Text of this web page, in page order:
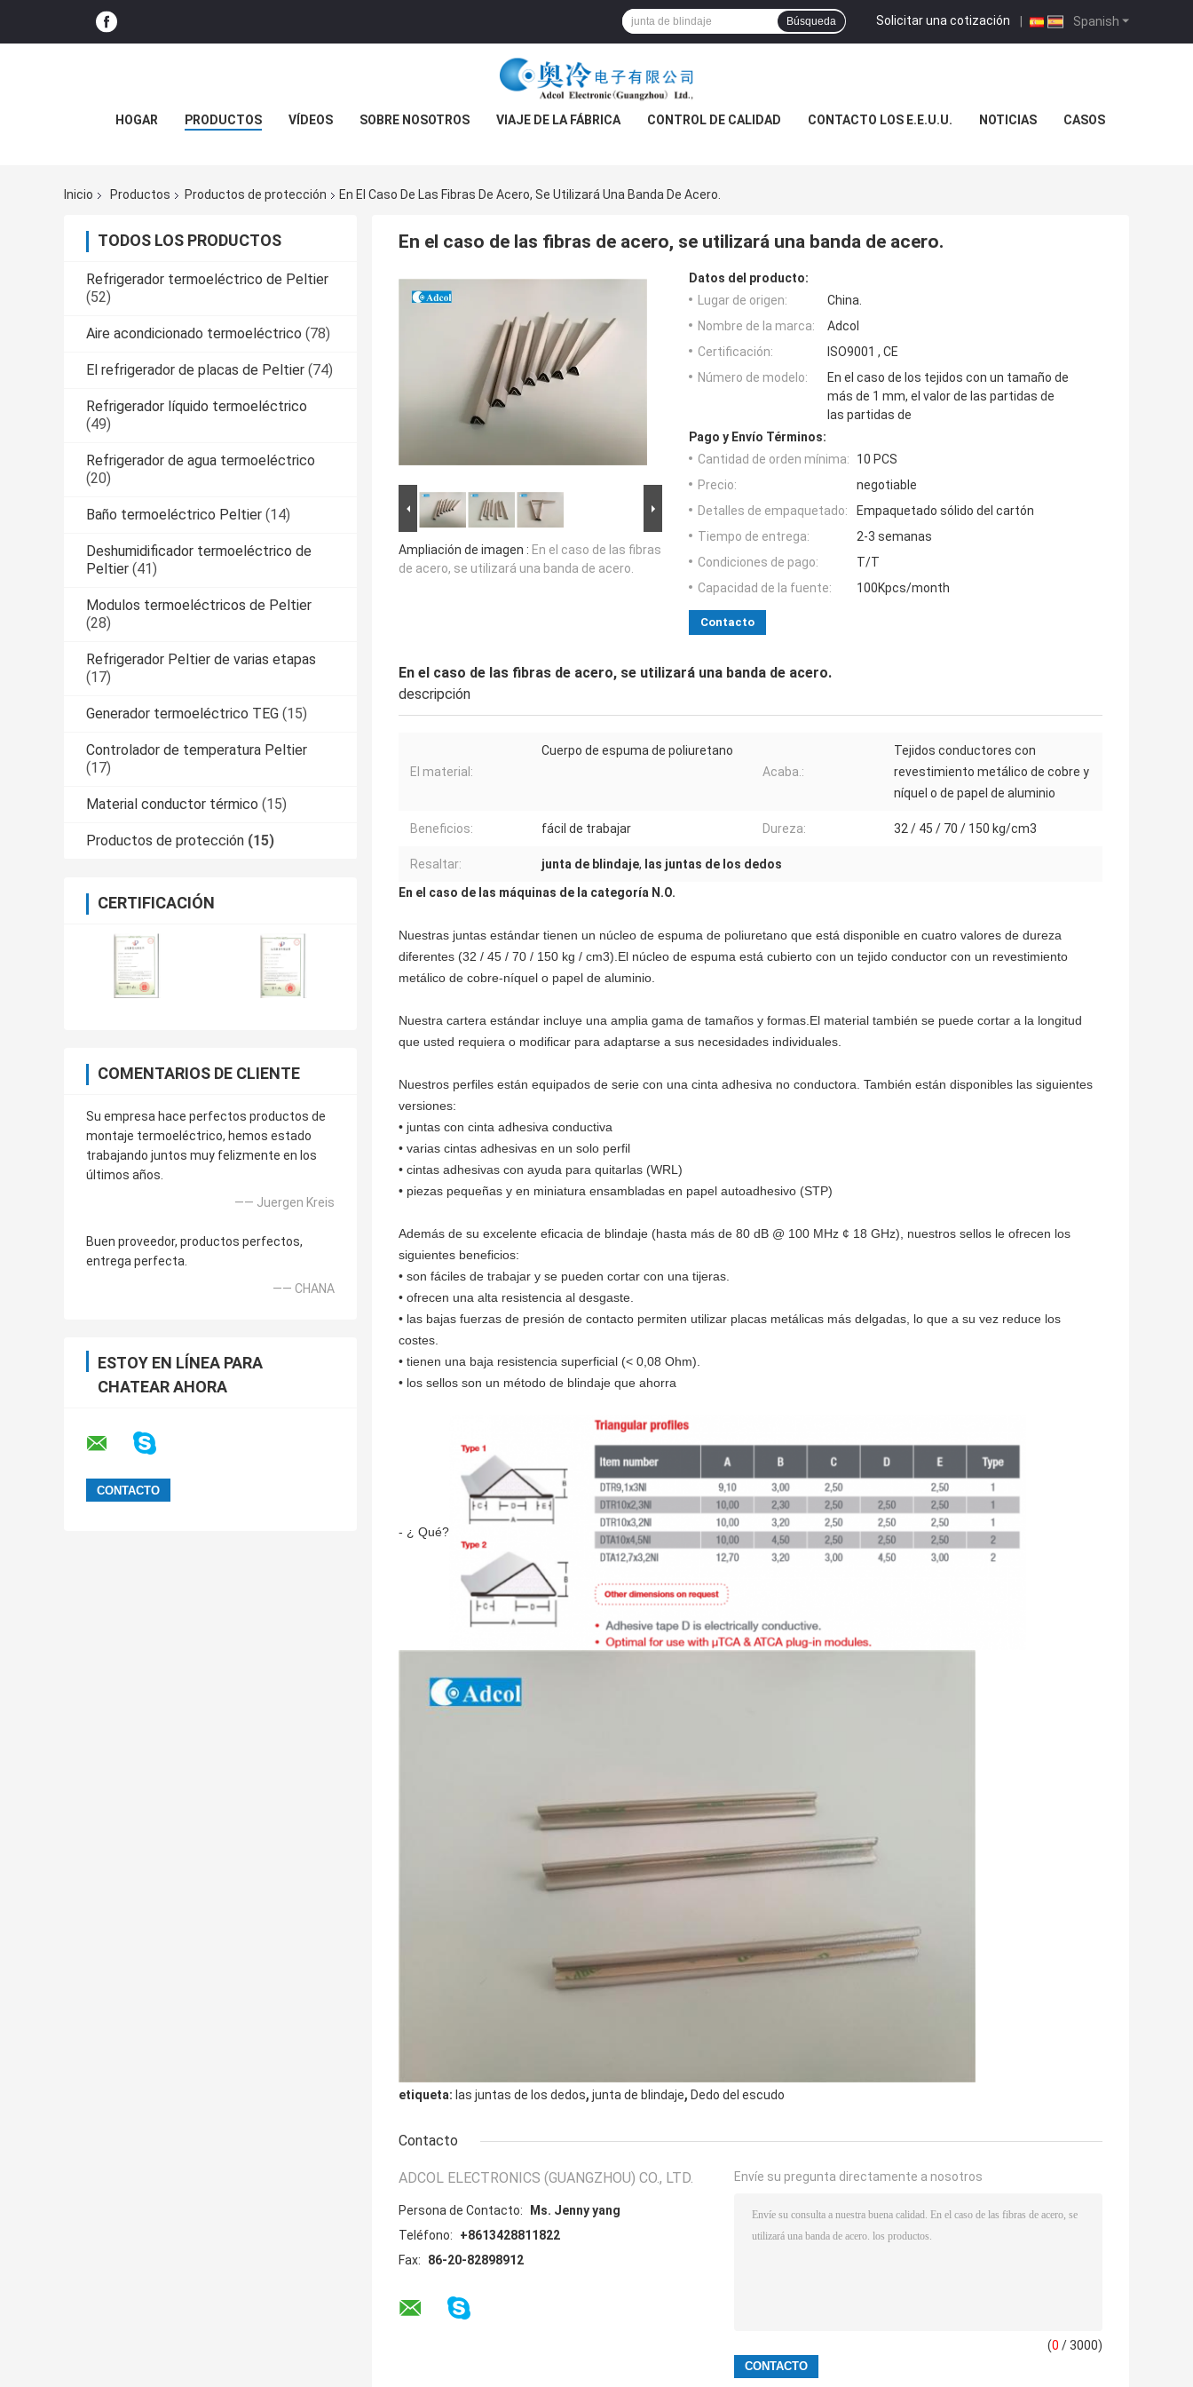
Spanish
Solicitar una cotización |
Búsqueda
HOGAR PRODUCTOS VÍDEOS SOBRE NOSOTROS VIAJE DE LA FÁBRICA CONTROL DE CALIDAD CONTACTO LOS E.E.U.U. NOTICIAS CASOS
Inicio Productos Productos de protección En El Caso De Las Fibras De Acero, Se Utilizará Una Banda De Acero.
TODOS LOS PRODUCTOS
Refrigerador termoeléctrico de Peltier
(52)
Aire acondicionado termoeléctrico (78)
El refrigerador de placas de Peltier (74)
Refrigerador líquido termoeléctrico
(49)
Refrigerador de agua termoeléctrico
(20)
Baño termoeléctrico Peltier (14)
Deshumidificador termoeléctrico de
Peltier (41)
Modulos termoeléctricos de Peltier
(28)
Refrigerador Peltier de varias etapas
(17)
Generador termoeléctrico TEG (15)
Controlador de temperatura Peltier
(17)
Material conductor térmico (15)
Productos de protección (15)
CERTIFICACIÓN
COMENTARIOS DE CLIENTE
Su empresa hace perfectos productos de
montaje termoeléctrico, hemos estado
trabajando juntos muy felizmente en los
últimos años.
—— Juergen Kreis
Buen proveedor, productos perfectos,
entrega perfecta.
—— CHANA
ESTOY EN LÍNEA PARA
CHATEAR AHORA
En el caso de las fibras de acero, se utilizará una banda de acero.
Ampliación de imagen : En el caso de las fibras
de acero, se utilizará una banda de acero.
Datos del producto:
Lugar de origen:
China.
Nombre de la marca:
Adcol
Certificación:
ISO9001 , CE
Número de modelo:
En el caso de los tejidos con un tamaño de
más de 1 mm, el valor de las partidas de
las partidas de
Pago y Envío Términos:
Cantidad de orden mínima:
10 PCS
Precio:
negotiable
Detalles de empaquetado:
Empaquetado sólido del cartón
Tiempo de entrega:
2-3 semanas
Condiciones de pago:
T/T
Capacidad de la fuente:
100Kpcs/month
Contacto
En el caso de las fibras de acero, se utilizará una banda de acero.
descripción
El material:
Cuerpo de espuma de poliuretano
Acaba.:
Tejidos conductores con
revestimiento metálico de cobre y
níquel o de papel de aluminio
Beneficios: fácil de trabajar Dureza: 32 / 45 / 70 / 150 kg/cm3
Resaltar: junta de blindaje, las juntas de los dedos
En el caso de las máquinas de la categoría N.O.
Nuestras juntas estándar tienen un núcleo de espuma de poliuretano que está disponible en cuatro valores de dureza
diferentes (32 / 45 / 70 / 150 kg / cm3).El núcleo de espuma está cubierto con un tejido conductor con un revestimiento
metálico de cobre-níquel o papel de aluminio.
Nuestra cartera estándar incluye una amplia gama de tamaños y formas.El material también se puede cortar a la longitud
que usted requiera o modificar para adaptarse a sus necesidades individuales.
Nuestros perfiles están equipados de serie con una cinta adhesiva no conductora. También están disponibles las siguientes
versiones:
• juntas con cinta adhesiva conductiva
• varias cintas adhesivas en un solo perfil
• cintas adhesivas con ayuda para quitarlas (WRL)
• piezas pequeñas y en miniatura ensambladas en papel autoadhesivo (STP)
Además de su excelente eficacia de blindaje (hasta más de 80 dB @ 100 MHz ¢ 18 GHz), nuestros sellos le ofrecen los
siguientes beneficios:
• son fáciles de trabajar y se pueden cortar con una tijeras.
• ofrecen una alta resistencia al desgaste.
• las bajas fuerzas de presión de contacto permiten utilizar placas metálicas más delgadas, lo que a su vez reduce los
costes.
• tienen una baja resistencia superficial (< 0,08 Ohm).
• los sellos son un método de blindaje que ahorra
- ¿ Qué?
etiqueta: las juntas de los dedos, junta de blindaje, Dedo del escudo
Contacto
ADCOL ELECTRONICS (GUANGZHOU) CO., LTD.
Persona de Contacto:
Ms. Jenny yang
Teléfono:
+8613428811822
Fax:
86-20-82898912
Envíe su pregunta directamente a nosotros
(0 / 3000)